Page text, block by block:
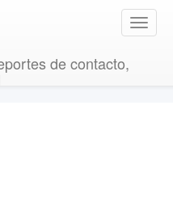
T
o
de contacto,